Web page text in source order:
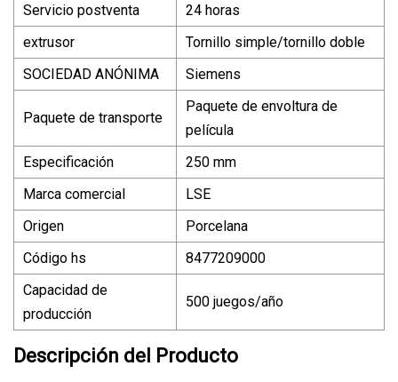
Servicio postventa
24 horas
extrusor
Tornillo simple/tornillo doble
SOCIEDAD ANÓNIMA
Siemens
Paquete de transporte
Paquete de envoltura de
película
Especificación
250 mm
Marca comercial
LSE
Origen
Porcelana
Código hs
8477209000
Capacidad de
producción
500 juegos/año
Descripción del Producto